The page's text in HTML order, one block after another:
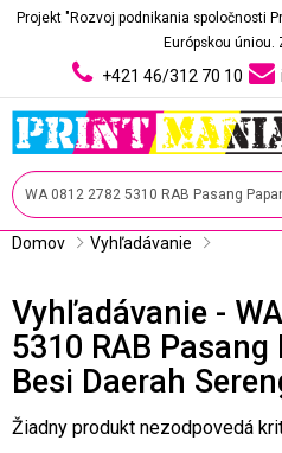
Projekt "Rozvoj podnikania spoločnosti
Európskou úniou.
+421 46/312 70 10
Domov Vyhľadávanie
Vyhľadávanie -
5310 RAB
Besi Daerah
Žiadny produkt nezodpovedá